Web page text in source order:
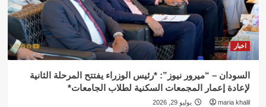
اخبار
السودان – “ميرور نيوز”: *رئيس الوزراء يفتتح المرحلة الثانية
لإعادة إعمار المجمعات السكنية لطلاب الجامعات*
maria khalil يوليو 29, 2026